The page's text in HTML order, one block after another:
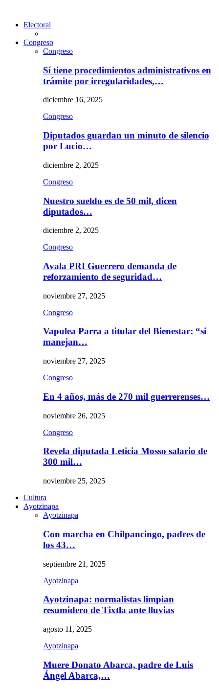
Electoral
Congreso
Congreso
Sí tiene procedimientos administrativos en
trámite por irregularidades,…
diciembre 16, 2025
Congreso
Diputados guardan un minuto de silencio
por Lucio…
diciembre 2, 2025
Congreso
Nuestro sueldo es de 50 mil, dicen
diputados…
diciembre 2, 2025
Congreso
Avala PRI Guerrero demanda de
reforzamiento de seguridad…
noviembre 27, 2025
Congreso
Vapulea Parra a titular del Bienestar: “si
manejan…
noviembre 27, 2025
Congreso
En 4 años, más de 270 mil guerrerenses…
noviembre 26, 2025
Congreso
Revela diputada Leticia Mosso salario de
300 mil…
noviembre 25, 2025
Cultura
Ayotzinapa
Ayotzinapa
Con marcha en Chilpancingo, padres de
los 43…
septiembre 21, 2025
Ayotzinapa
Ayotzinapa: normalistas limpian
resumidero de Tixtla ante lluvias
agosto 11, 2025
Ayotzinapa
Muere Donato Abarca, padre de Luis
Ángel Abarca,…